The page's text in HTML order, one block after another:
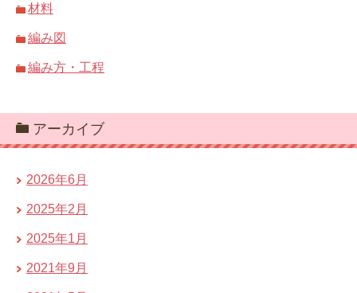
材料
編み図
編み方・工程
アーカイブ
2026年6月
2025年2月
2025年1月
2021年9月